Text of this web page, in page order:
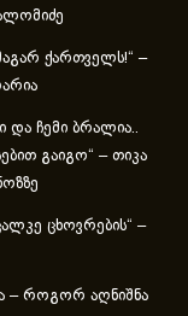
ქართველს!“ –
და ჩემი ბრალია..
გაიგო“ – თიკა
ცხოვ­რე­ბის“ –
– როგორ აღნიშნა